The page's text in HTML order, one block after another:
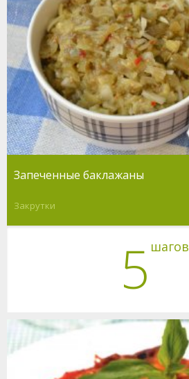
Запеченные баклажаны
Закрутки
5 шагов